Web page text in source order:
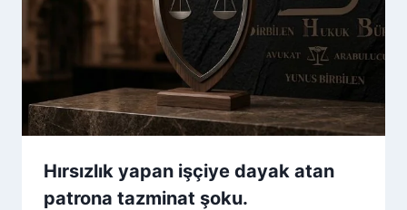
Hırsızlık yapan işçiye dayak atan
patrona tazminat şoku.